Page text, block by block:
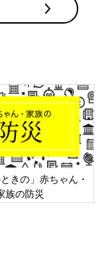
木かおりさんの人生
相談